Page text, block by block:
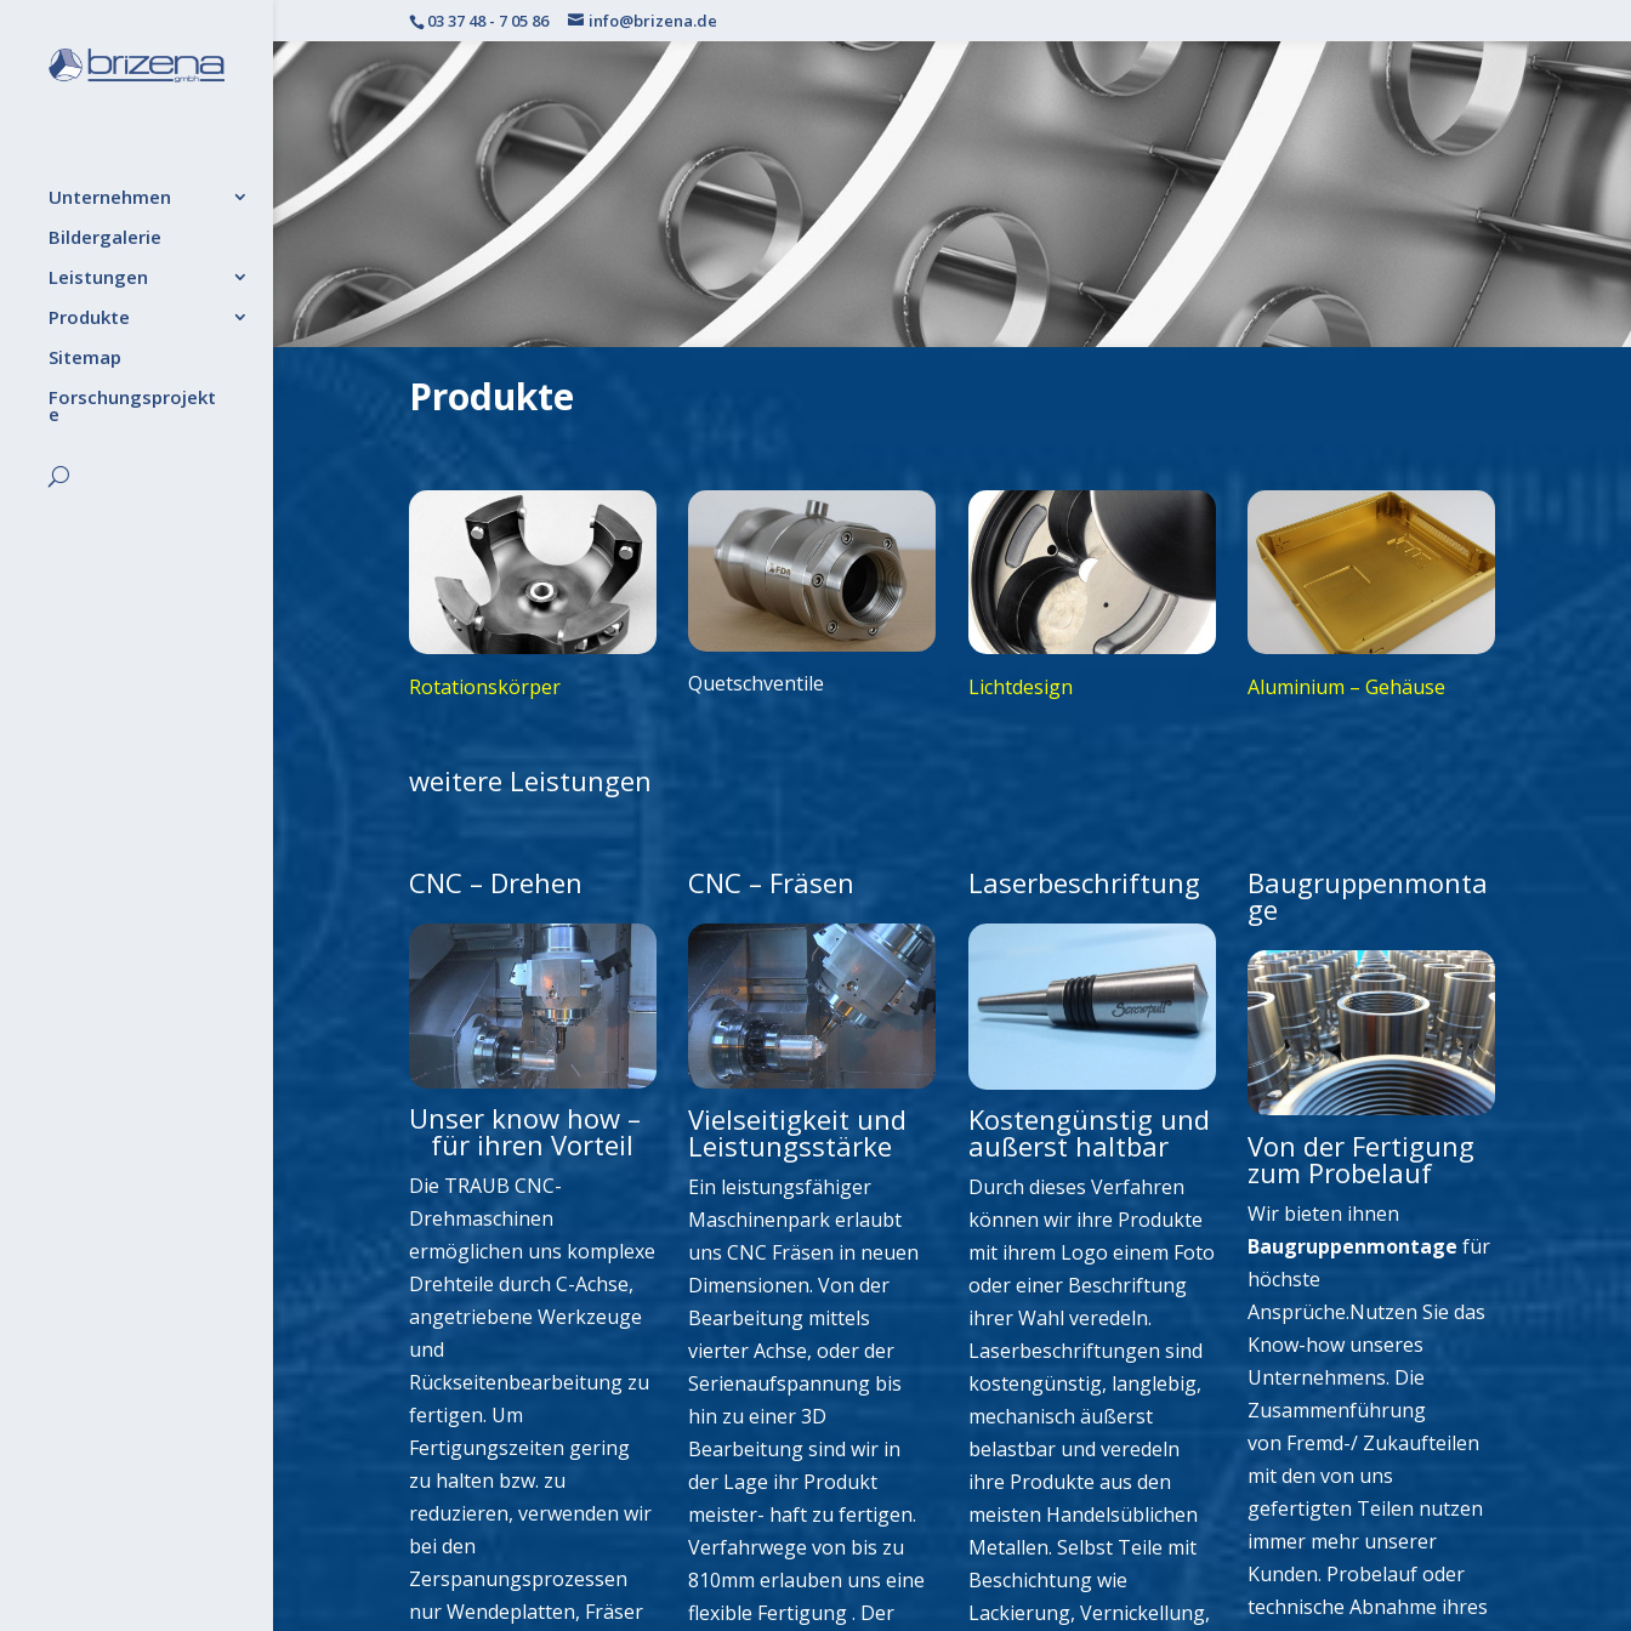
03 37 48 - 7 05 86 info@brizena.de
Unternehmen
Bildergalerie
Leistungen
Produkte
Sitemap
Forschungsprojekt
e Produkte
Rotationskörper Quetschventile Lichtdesign Aluminium – Gehäuse
weitere Leistungen
CNC – Drehen
Unser know how –
für ihren Vorteil
Die TRAUB CNC-
Drehmaschinen
ermöglichen uns komplexe
Drehteile durch C-Achse,
angetriebene Werkzeuge
und
Rückseitenbearbeitung zu
fertigen. Um
Fertigungszeiten gering
zu halten bzw. zu
reduzieren, verwenden wir
bei den
Zerspanungsprozessen
nur Wendeplatten, Fräser
CNC – Fräsen
Vielseitigkeit und
Leistungsstärke
Ein leistungsfähiger
Maschinenpark erlaubt
uns CNC Fräsen in neuen
Dimensionen. Von der
Bearbeitung mittels
vierter Achse, oder der
Serienaufspannung bis
hin zu einer 3D
Bearbeitung sind wir in
der Lage ihr Produkt
meister- haft zu fertigen.
Verfahrwege von bis zu
810mm erlauben uns eine
flexible Fertigung . Der
Laserbeschriftung
Kostengünstig und
außerst haltbar
Durch dieses Verfahren
können wir ihre Produkte
mit ihrem Logo einem Foto
oder einer Beschriftung
ihrer Wahl veredeln.
Laserbeschriftungen sind
kostengünstig, langlebig,
mechanisch äußerst
belastbar und veredeln
ihre Produkte aus den
meisten Handelsüblichen
Metallen. Selbst Teile mit
Beschichtung wie
Lackierung, Vernickellung,
Baugruppenmonta
ge
Von der Fertigung
zum Probelauf
Wir bieten ihnen
Baugruppenmontagefür
höchste
Ansprüche.Nutzen Sie das
Know-how unseres
Unternehmens. Die
Zusammenführung
von Fremd-/ Zukaufteilen
mit den von uns
gefertigten Teilen nutzen
immer mehr unserer
Kunden. Probelauf oder
technische Abnahme ihres